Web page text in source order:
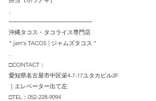
.
───────────────────
沖縄タコス・タコライス専門店
" jam's TACOS | ジャムズタコス "
.
□CONTACT：
愛知県名古屋市中区栄4-7-17ユタカビル2F
｜エレベーター出て左
□TEL：052-228-9094